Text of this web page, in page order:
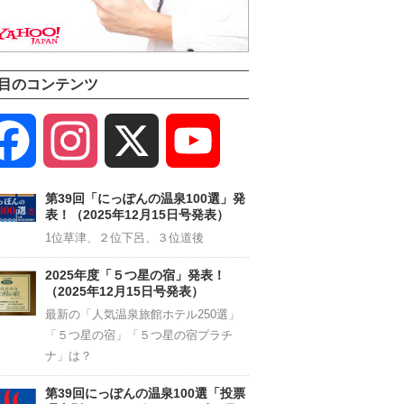
のコンテンツ
Facebook Instagram
Channel
第39回「にっぽんの温泉100選」発
表！（2025年12月15日号発表）
1位草津、２位下呂、３位道後
2025年度「５つ星の宿」発表！
（2025年12月15日号発表）
最新の「人気温泉旅館ホテル250選」
「５つ星の宿」「５つ星の宿プラチ
ナ」は？
第39回にっぽんの温泉100選「投票